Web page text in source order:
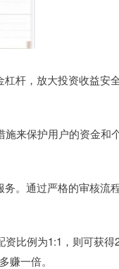
杆，放大投资收益安
施来保护用户的资金和
。通过严格的审核流
比例为1:1，则可获得
一倍。